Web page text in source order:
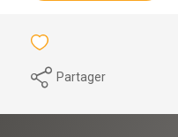
Partager